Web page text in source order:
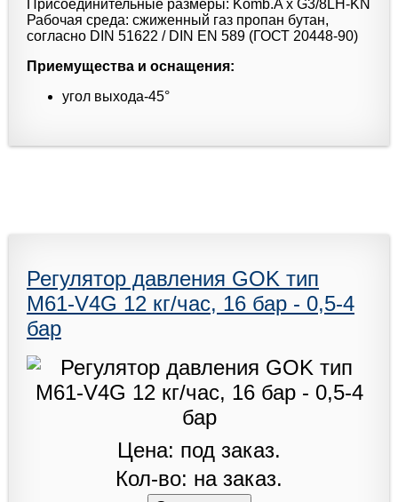
Присоединительные размеры: Komb.A x G3/8LH-KN
Рабочая среда: сжиженный газ пропан бутан,
согласно DIN 51622 / DIN EN 589 (ГОСТ 20448-90)
Приемущества и оснащения:
угол выхода-45°
Регулятор давления GOK тип
M61-V4G 12 кг/час, 16 бар - 0,5-4
бар
Цена: под заказ.
Кол-во: на заказ.